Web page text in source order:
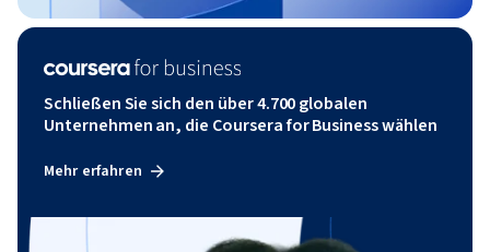
Schließen Sie sich den über 4.700 globalen
Unternehmen an, die Coursera for Business wählen
Mehr erfahren